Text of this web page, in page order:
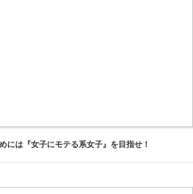
には『女子にモテる系女子』を目指せ！